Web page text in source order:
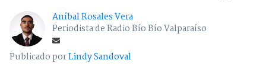
Aníbal Rosales Vera
Periodista de Radio Bío Bío Valparaíso
Publicado porLindy Sandoval